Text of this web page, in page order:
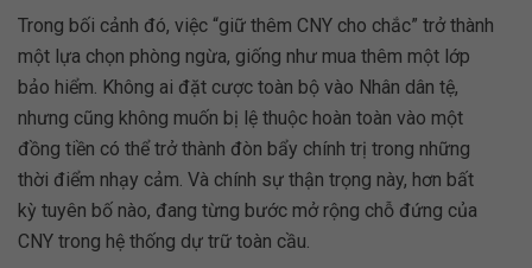
Trong bối cảnh đó, việc “giữ thêm CNY cho chắc” trở thành
một lựa chọn phòng ngừa, giống như mua thêm một lớp
bảo hiểm. Không ai đặt cược toàn bộ vào Nhân dân tệ,
nhưng cũng không muốn bị lệ thuộc hoàn toàn vào một
đồng tiền có thể trở thành đòn bẩy chính trị trong những
thời điểm nhạy cảm. Và chính sự thận trọng này, hơn bất
kỳ tuyên bố nào, đang từng bước mở rộng chỗ đứng của
CNY trong hệ thống dự trữ toàn cầu.